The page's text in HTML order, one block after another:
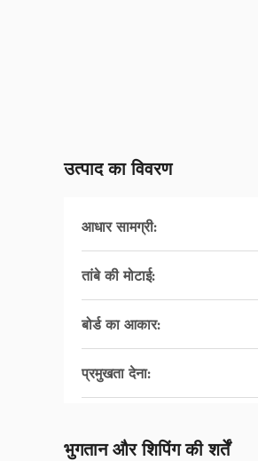
उत्पाद का विवरण
आधार सामग्री:
तांबे की मोटाई:
बोर्ड का आकार:
प्रमुखता देना:
भुगतान और शिपिंग की शर्तें